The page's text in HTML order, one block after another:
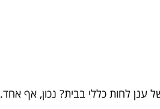
לחות כללי בבית? נכון, אף אחד.